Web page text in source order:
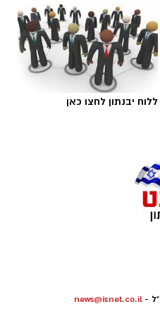
להצטרף לעונה
רחבה, מרגשת ונגישה,
בתחומי התיאטרון,
על פתיחת העונה ואמר
מתוך מחשבה עמוקה
לאפשר לכל תושב
ללוח יבנתון לחצו כאן
-
news@isnet.co.il